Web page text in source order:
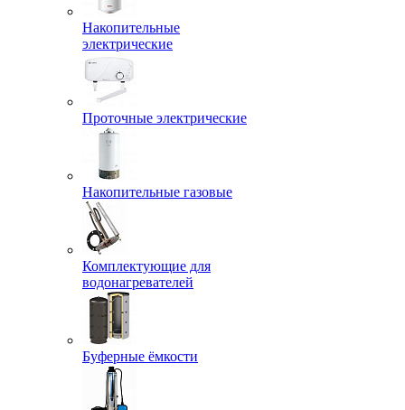
Накопительные
электрические
Проточные электрические
Накопительные газовые
Комплектующие для
водонагревателей
Буферные ёмкости